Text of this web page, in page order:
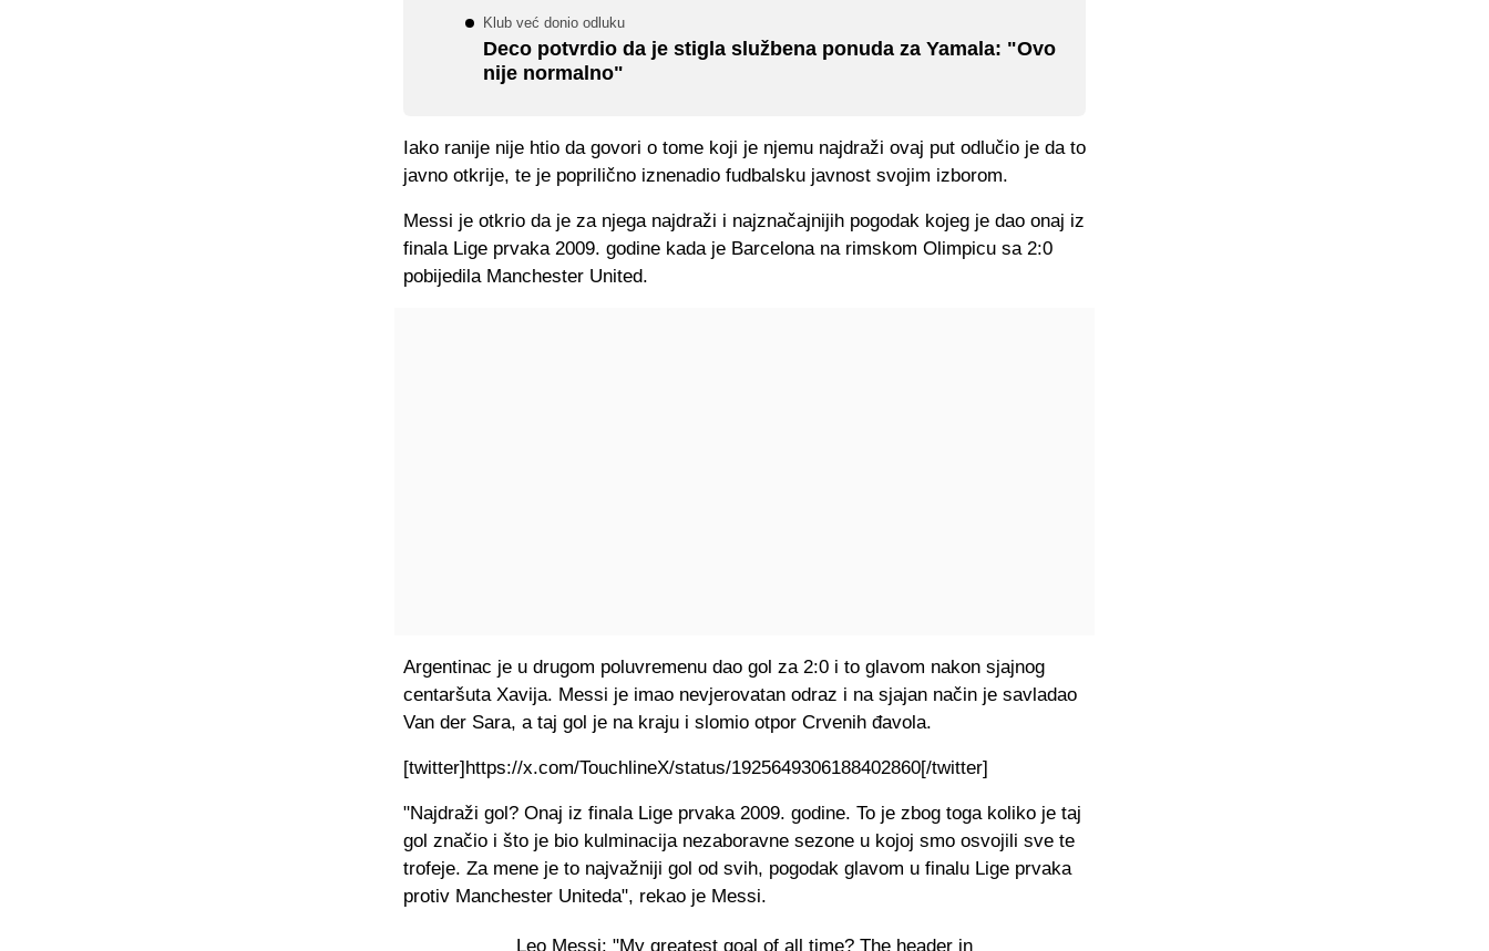
Klub već donio odluku
Deco potvrdio da je stigla službena ponuda za Yamala: "Ovo
nije normalno"
Iako ranije nije htio da govori o tome koji je njemu najdraži ovaj put odlučio je da to
javno otkrije, te je poprilično iznenadio fudbalsku javnost svojim izborom.
Messi je otkrio da je za njega najdraži i najznačajnijih pogodak kojeg je dao onaj iz
finala Lige prvaka 2009. godine kada je Barcelona na rimskom Olimpicu sa 2:0
pobijedila Manchester United.
Argentinac je u drugom poluvremenu dao gol za 2:0 i to glavom nakon sjajnog
centaršuta Xavija. Messi je imao nevjerovatan odraz i na sjajan način je savladao
Van der Sara, a taj gol je na kraju i slomio otpor Crvenih đavola.
[twitter]https://x.com/TouchlineX/status/1925649306188402860[/twitter]
"Najdraži gol? Onaj iz finala Lige prvaka 2009. godine. To je zbog toga koliko je taj
gol značio i što je bio kulminacija nezaboravne sezone u kojoj smo osvojili sve te
trofeje. Za mene je to najvažniji gol od svih, pogodak glavom u finalu Lige prvaka
protiv Manchester Uniteda", rekao je Messi.
Leo Messi: "My greatest goal of all time? The header in